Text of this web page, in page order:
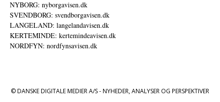
NYBORG: nyborgavisen.dk
SVENDBORG: svendborgavisen.dk
LANGELAND: langelandavisen.dk
KERTEMINDE: kertemindeavisen.dk
NORDFYN: nordfynsavisen.dk
© DANSKE DIGITALE MEDIER A/S - NYHEDER, ANALYSER OG PERSPEKTIVER